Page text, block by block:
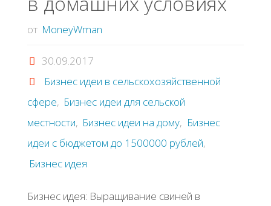
от MoneyWman
30.09.2017
Бизнес идеи в сельскохозяйственной
сфере, Бизнес идеи для сельской
местности, Бизнес идеи на дому, Бизнес
идеи с бюджетом до 1500000 рублей,
Бизнес идея
Бизнес идея: Выращивание свиней в